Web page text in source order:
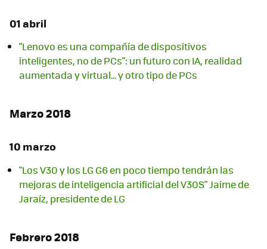
01 abril
"Lenovo es una compañía de dispositivos
inteligentes, no de PCs": un futuro con IA, realidad
aumentada y virtual... y otro tipo de PCs
Marzo 2018
10 marzo
"Los V30 y los LG G6 en poco tiempo tendrán las
mejoras de inteligencia artificial del V30S" Jaime de
Jaraíz, presidente de LG
Febrero 2018